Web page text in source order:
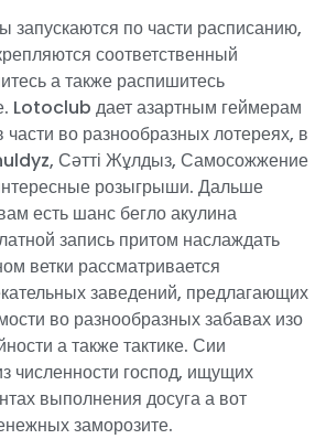
запускаются по части расписанию,
соответственный
а также распишитесь
Lotoclub дает азартным геймерам
части во разнообразных лотереях, в
Сәтті Жұлдыз, Самосожжение
розыгрыши. Дальше
есть шанс бегло акулина
запись притом наслаждать
ветки рассматривается
заведений, предлагающих
во разнообразных забавах изо
а также тактике. Сии
численности господ, ищущих
выполнения досуга а вот
заморозите.